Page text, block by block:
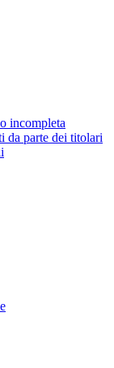
incompleta
da parte dei titolari